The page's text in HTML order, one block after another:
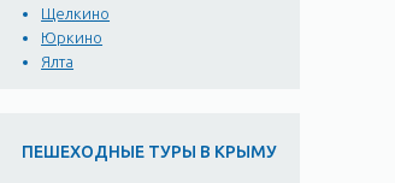
Щелкино
Юркино
Ялта
ПЕШЕХОДНЫЕ ТУРЫ В КРЫМУ